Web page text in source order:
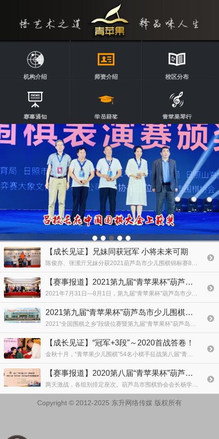
机构介绍 师资介绍 校区分布
赛事通知 学员获奖 青苹果琴行
【成长见证】兄妹同获冠军 小将未来可期
陈俊亦、张潆亓兄妹分获2021葫芦岛市少儿围棋锦标赛8岁组男、女冠军，杨环宇荣获季军。
【赛事报道】2021第九届“青苹果杯”葫芦岛市少儿围棋锦标赛
2021年7月31日—8月1日，第九届“青苹果杯”葫芦岛市少儿围棋锦标赛在东方丽都酒店成功举办。本次比赛将遴选葫芦岛市少年围棋队，代表葫芦岛市围棋协会参加国家级、省级少儿围棋比赛。
2021第九届“青苹果杯”葫芦岛市少儿围棋锦标赛竞赛规程
2021“全国围棋之乡”段级位赛暨第九届“青苹果杯”葫芦岛市少儿围棋锦标赛规程
【成长见证】“冠军+3段”～2020首战答卷！
金秋十月，“青苹果少儿围棋”54名小棋手征战第八届“青苹果杯”葫芦岛市少儿围棋锦标赛。两名学员晋升3段、5名学员晋升2段、10名学员晋升1段、12名学员晋升1级，其余学员均晋升相应
【赛事报道】2020第八届“青苹果杯”葫芦岛市少儿围棋锦标赛
两天激战，各组别排定座次。葫芦岛市围棋协会会长杨学军，“全国围棋之乡”龙港区围棋协会会长吕树东为获奖选手颁奖。
Copyright © 2012-2025 东升网络传媒 版权所有